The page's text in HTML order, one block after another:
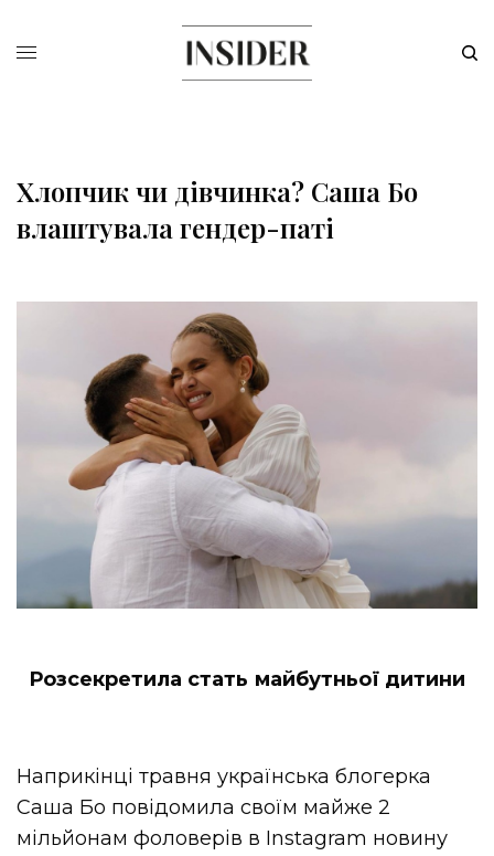
Хлопчик чи дівчинка? Саша Бо
влаштувала гендер-паті
Розсекретила стать майбутньої дитини
Наприкінці травня українська блогерка
Саша Бо повідомила своїм майже 2
мільйонам фоловерів в Instagram новину